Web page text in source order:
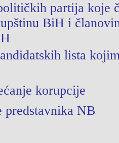
partija koje
BiH i
lista
korupcije
predstavnika NB